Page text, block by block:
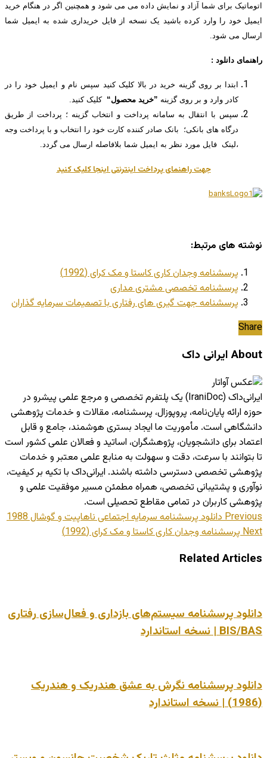
اتوماتیک برای شما آزاد و نمایش داده می می شود و همچنین اگر در هنگام خرید
ایمیل خود را وارد کرده باشید یک نسخه از فایل خریداری شده به ایمیل شما
ارسال می شود.
راهنمای دانلود :
ابتدا بر روی گزینه خرید در بالا کلیک کنید سپس نام و ایمیل خود را در
کادر وارد و بر روی گزینه ”خرید محصول“ کلیک کنید.
سپس با انتقال به سامانه پرداخت و انتخاب گزینه ؛ پرداخت از طریق
درگاه های بانکی؛ بانک صادر کننده کارت خود را انتخاب و با پرداخت وجه
،لینک فایل مورد نظر به ایمیل شما بلافاصله ارسال می گردد.
جهت راهنمای پرداخت اینترنتی اینجا کلیک کنید
نوشته های مرتبط:
پرسشنامه وجدان کاری کاستا و مک کرای (1992)
پرسشنامه تخصصی مشتری مداری
پرسشنامه جهت گیری های رفتاری با تصمیمات سرمایه گذاران
Share
About ایرانی داک
ایرانی‌داک (IraniDoc) یک پلتفرم تخصصی و مرجع علمی پیشرو در
حوزه ارائه پایان‌نامه، پروپوزال، پرسشنامه، مقالات و خدمات پژوهشی
دانشگاهی است. مأموریت ما ایجاد بستری هوشمند، جامع و قابل
اعتماد برای دانشجویان، پژوهشگران، اساتید و فعالان علمی کشور است
تا بتوانند با سرعت، دقت و سهولت به منابع علمی معتبر و خدمات
پژوهشی تخصصی دسترسی داشته باشند. ایرانی‌داک با تکیه بر کیفیت،
نوآوری و پشتیبانی تخصصی، همراه مطمئن مسیر موفقیت علمی و
پژوهشی کاربران در تمامی مقاطع تحصیلی است.
Previousدانلود پرسشنامه سرمایه اجتماعی ناهاپیت و گوشال 1988
Nextپرسشنامه وجدان کاری کاستا و مک کرای (1992)
Related Articles
دانلود پرسشنامه سیستم‌های بازداری و فعال‌سازی رفتاری
BIS/BAS | نسخه استاندارد
دانلود پرسشنامه نگرش به عشق هندریک و هندریک
(1986) | نسخه استاندارد